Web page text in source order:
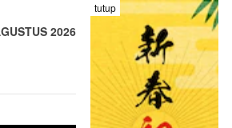
tutup
2026